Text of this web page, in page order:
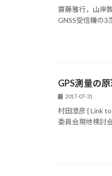
齋藤雅行，山岸
GNSS受信機の3
GPS測量の
2017-07-31
村田澄彦 [ Link
委員会現地検討